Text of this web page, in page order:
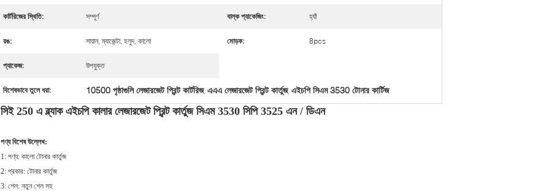
কার্টরিজের স্থিতি: সম্পূর্ণ বাল্ক প্যাকেজিং: হ্যাঁ
রঙ: সায়ান, ম্যাজেন্টা, হলুদ, কালো মোড়ক: 8pcs
প্যাকেজ: উপযুক্ত
বিশেষভাবে তুলে ধরা: 10500 পৃষ্ঠাগুলি লেজারজেট প্রিন্ট কার্টরিজ, এএএ লেজারজেট প্রিন্ট কার্তুজ, এইচপি সিএম 3530 টোনার কার্টিজ
সিই 250 এ ব্ল্যাক এইচপি কালার লেজারজেট প্রিন্ট কার্তুজ সিএম 3530 সিপি 3525 এন / ডিএন
পণ্য বিশেষ উল্লেখ:
1: পণ্য: কালো টোনার কার্তুজ
2: প্রকার: টোনার কার্তুজ
3: শেল: নতুন শেল সহ